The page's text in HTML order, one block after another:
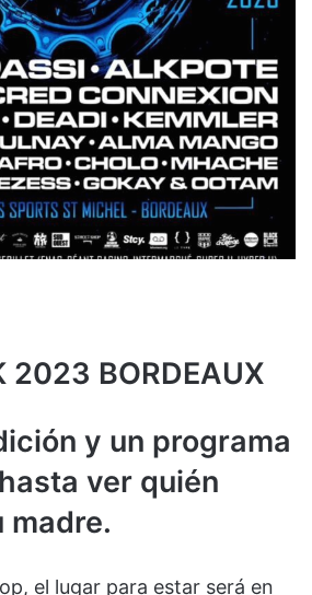
2023 BORDEAUX
y un programa
ver quién
madre.
el lugar para estar será en